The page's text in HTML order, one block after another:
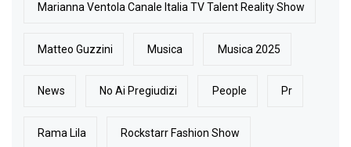
Marianna Ventola Canale Italia TV Talent Reality Show
Matteo Guzzini Musica Musica 2025
News No Ai Pregiudizi People Pr
Rama Lila Rockstarr Fashion Show